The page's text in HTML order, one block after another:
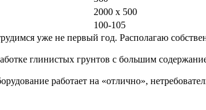
2000 x 500
100-105
уже не первый год. Располагаю
глинистых грунтов с большим
работает на «отлично»,